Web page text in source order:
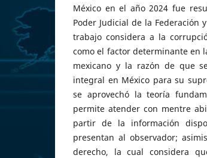
México en el año 2024 fue
Poder Judicial de la Federación
trabajo considera a la
como el factor determinante en
mexicano y la razón de que
integral en México para su
se aprovechó la teoría
permite atender con mentre
partir de la información
presentan al observador;
derecho, la cual considera